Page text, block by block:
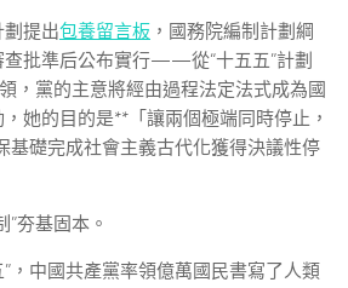
提出包養留言板 ，國務院編制計劃綱
查批準后公布實行——從“十五五”計劃
，黨的主意將經由過程法定法式成為國
她的目的是**「讓兩個極端同時停止，
基礎完成社會主義古代化獲得決議性停
”夯基固本。
”，中國共產黨率領億萬國民書寫了人類